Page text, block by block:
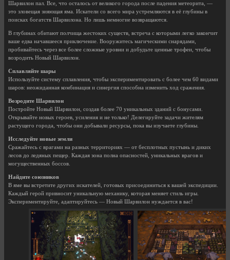
Шарвилон пал. Все, что осталось от великого города после падения метеорита, —
это зловещая зияющая яма. Искатели со всего мира устремляются в её глубины в
поисках богатств Шарвилона. Но лишь немногие возвращаются.
В глубинах обитают полчища жестоких существ, встреча с которыми легко закончит
ваше едва начавшееся приключение. Вооружитесь магическими снарядами,
пробивайтесь через все более сложные уровни и добудьте ценные трофеи, чтобы
возродить Новый Шарвилон.
Сплавляйте шары
Используйте систему сплавления, чтобы экспериментировать с более чем 60 видами
шаров: неожиданная комбинация и синергия способна изменить ход сражения.
Возродите Шарвилон
Постройте Новый Шарвилон, создав более 70 уникальных зданий с бонусами.
Открывайте новых героев, усиления и не только! Делегируйте задачи жителям
растущего города, чтобы они добывали ресурсы, пока вы изучаете глубины.
Исследуйте новые земли
Сражайтесь с врагами на разных территориях — от бесплотных пустынь и диких
лесов до ледяных пещер. Каждая зона полна опасностей, уникальных врагов и
могущественных боссов.
Найдите союзников
В яме вы встретите других искателей, готовых присоединиться к вашей экспедиции.
Каждый герой привносит уникальную механику, которая меняет стиль игры.
Экспериментируйте, адаптируйтесь — Новый Шарвилон нуждается в вас!